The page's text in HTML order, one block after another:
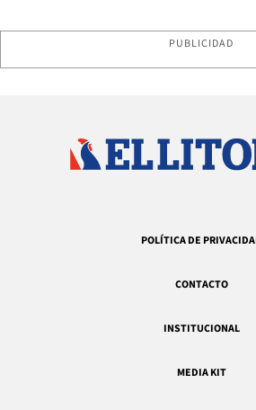
PUBLICIDAD
POLÍTICA DE
CONTACTO
INSTITUCIONAL
MEDIA KIT